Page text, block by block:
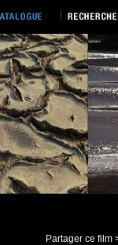
Partager ce film